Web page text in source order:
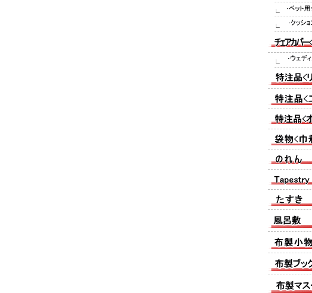
∟
∟
∟